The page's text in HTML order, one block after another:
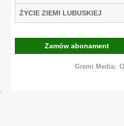
ŻYCIE ZIEMI LUBUSKIEJ
Zamów abonament
Gremi Media: